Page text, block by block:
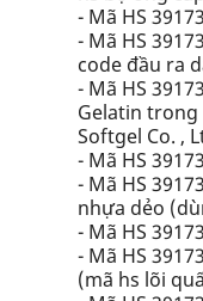
- Mã HS
- Mã HS
code đầu ra
- Mã HS
Gelatin trong
Softgel Co. ,
- Mã HS
- Mã HS
nhựa dẻo
- Mã HS
- Mã HS
(mã hs lõi